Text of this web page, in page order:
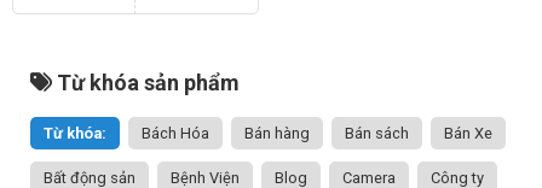
Từ khóa sản phẩm
Từ khóa: Bách Hóa Bán hàng Bán sách Bán Xe
Bất động sản Bệnh Viện Blog Camera Công ty